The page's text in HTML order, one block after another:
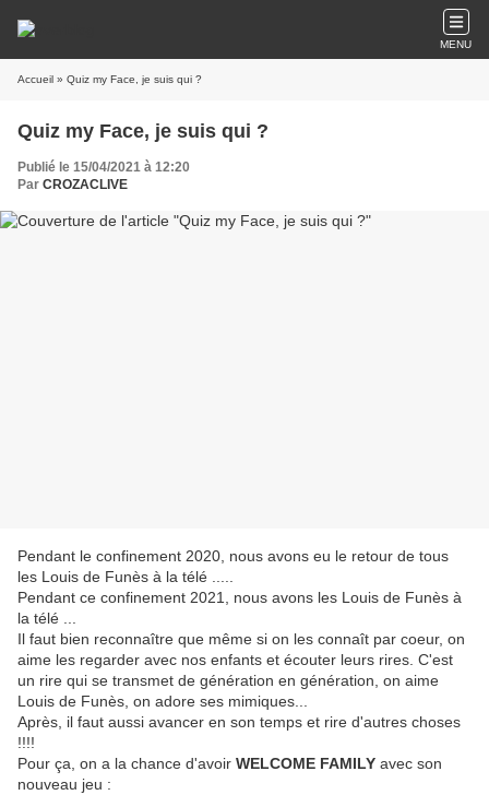
MENU
Accueil » Quiz my Face, je suis qui ?
Quiz my Face, je suis qui ?
Publié le 15/04/2021 à 12:20
Par CROZACLIVE
Pendant le confinement 2020, nous avons eu le retour de tous
les Louis de Funès à la télé .....
Pendant ce confinement 2021, nous avons les Louis de Funès à
la télé ...
Il faut bien reconnaître que même si on les connaît par coeur, on
aime les regarder avec nos enfants et écouter leurs rires. C'est
un rire qui se transmet de génération en génération, on aime
Louis de Funès, on adore ses mimiques...
Après, il faut aussi avancer en son temps et rire d'autres choses
!!!!
Pour ça, on a la chance d'avoir WELCOME FAMILY avec son
nouveau jeu :